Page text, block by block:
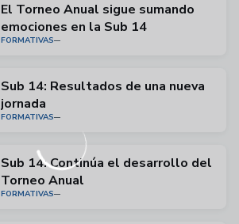
El Torneo Anual sigue sumando
emociones en la Sub 14
FORMATIVAS
Sub 14: Resultados de una nueva
jornada
FORMATIVAS
Sub 14: Continúa el desarrollo del
Torneo Anual
FORMATIVAS